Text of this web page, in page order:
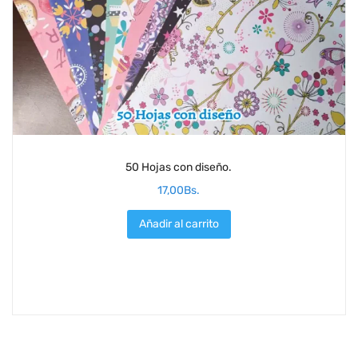
50 Hojas con diseño.
17,00Bs.
Añadir al carrito